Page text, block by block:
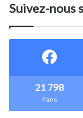
Suivez-nous
21 798
Fans